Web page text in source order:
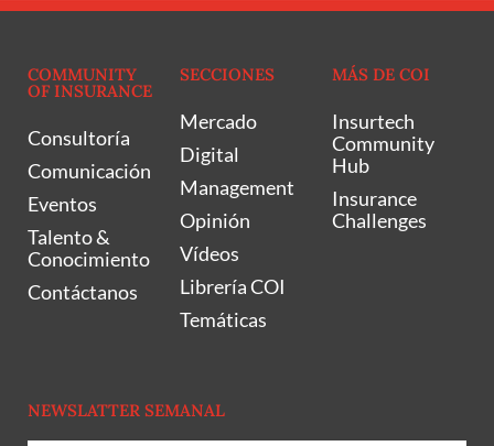
COMMUNITY
OF INSURANCE
Consultoría
Comunicación
Eventos
Talento &
Conocimiento
Contáctanos
SECCIONES
Mercado
Digital
Management
Opinión
Vídeos
Librería COI
Temáticas
MÁS DE COI
Insurtech
Community
Hub
Insurance
Challenges
NEWSLATTER SEMANAL